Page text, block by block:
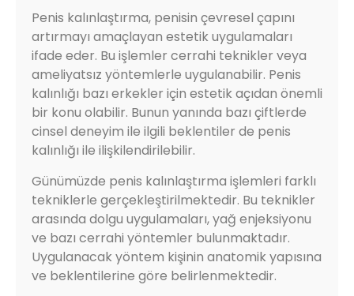
Penis kalınlaştırma, penisin çevresel çapını
artırmayı amaçlayan estetik uygulamaları
ifade eder. Bu işlemler cerrahi teknikler veya
ameliyatsız yöntemlerle uygulanabilir. Penis
kalınlığı bazı erkekler için estetik açıdan önemli
bir konu olabilir. Bunun yanında bazı çiftlerde
cinsel deneyim ile ilgili beklentiler de penis
kalınlığı ile ilişkilendirilebilir.
Günümüzde penis kalınlaştırma işlemleri farklı
tekniklerle gerçekleştirilmektedir. Bu teknikler
arasında dolgu uygulamaları, yağ enjeksiyonu
ve bazı cerrahi yöntemler bulunmaktadır.
Uygulanacak yöntem kişinin anatomik yapısına
ve beklentilerine göre belirlenmektedir.